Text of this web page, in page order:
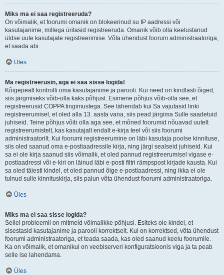
Miks ma ei saa registreeruda?
On võimalik, et foorumi omanik on blokeerinud su IP aadressi või
kasutajanime, millega üritasid registreeruda. Omanik võib olla keelustanud
üldse uute kasutajate registreerimise. Võta ühendust foorum administraatoriga,
et saada abi.
Üles
Ma registreerusin, aga ei saa sisse logida!
Kõigepealt kontrolli oma kasutajanime ja parooli. Kui need on kindlasti õiged,
siis järgmiseks võib-olla kaks põhjust. Esimene põhjus võib-olla see, et
registreerusid COPPA tingimustega. See tähendab kui Sa vajutasid linki
registreerumisel, et oled alla 13. aasta vana, siis pead järgima Sulle saadetuid
juhiseid. Teine põhjus võib olla aga see, et mõned foorumid nõuavad uutelt
registreerumistelt, kas kasutajalt endalt e-kirja teel või siis foorumi
administraatorilt. Kui foorumi registreerumine on läbi kasutaja poolse kinnituse,
siis oled saanud oma e-postiaadressile kirja, ning järgi sealseid juhiseid. Kui
sa ei ole kirja saanud siis võimalik, et oled pannud registreerumisel vigase e-
postiaadressi või e-kiri on läinud läbi e-posti filtri rämpspost kirjade kausta. Kui
sa oled täiesti kindel, et oled pannud õige e-postiaadressi, ning ikka ei ole
tulnud sulle kinnituskirja, siis palun võta ühendust foorumi administraatoriga.
Üles
Miks ma ei saa sisse logida?
Sellel probleemil on mitmeid võimalikke põhjusi. Esiteks ole kindel, et
sisestasid kasutajanime ja parooli korrektselt. Kui on korrektsed, võta ühendust
foorumi administraatoriga, et teada saada, kas oled saanud keelu foorumile.
Ka on võimalik, et omanikul on veebiserveri konfiguratsioonis viga ja ta peab
selle ise lahendama.
Üles